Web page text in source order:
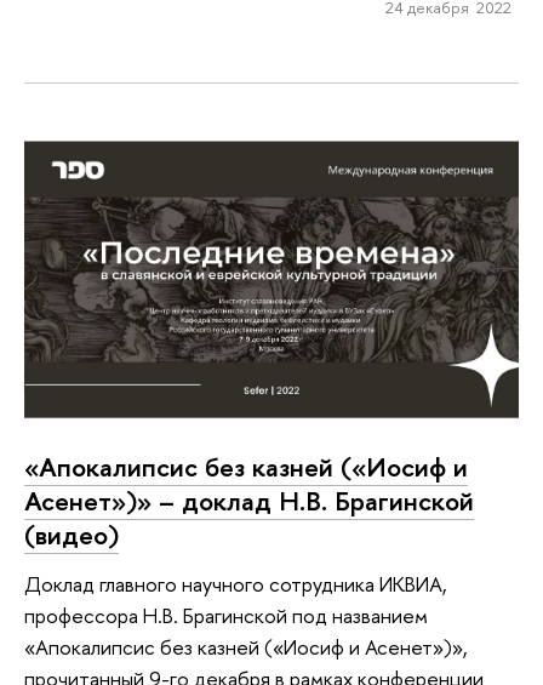
24 декабря 2022
«Апокалипсис без казней («Иосиф и
Асенет»)» – доклад Н.В. Брагинской
(видео)
Доклад главного научного сотрудника ИКВИА,
профессора Н.В. Брагинской под названием
«Апокалипсис без казней («Иосиф и Асенет»)»,
прочитанный 9-го декабря в рамках конференции